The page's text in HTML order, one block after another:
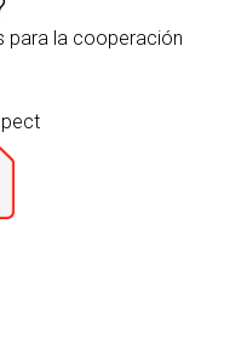
para la cooperación